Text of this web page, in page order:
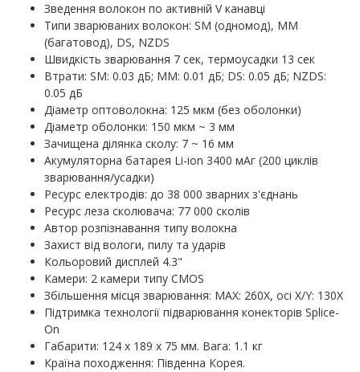
Зведення волокон по активній V канавці
Типи зварюваних волокон: SM (одномод), MM
(багатовод), DS, NZDS
Швидкість зварювання 7 сек, термоусадки 13 сек
Втрати: SM: 0.03 дБ; MM: 0.01 дБ; DS: 0.05 дБ; NZDS:
0.05 дБ
Діаметр оптоволокна: 125 мкм (без оболонки)
Діаметр оболонки: 150 мкм ~ 3 мм
Зачищена ділянка сколу: 7 ~ 16 мм
Акумуляторна батарея Li-ion 3400 мАг (200 циклів
зварювання/усадки)
Ресурс електродів: до 38 000 зварних з'єднань
Ресурс леза сколювача: 77 000 сколів
Автор розпізнавання типу волокна
Захист від вологи, пилу та ударів
Кольоровий дисплей 4.3"
Камери: 2 камери типу CMOS
Збільшення місця зварювання: MAX: 260X, осі X/Y: 130X
Підтримка технології підварювання конекторів Splice-
On
Габарити: 124 х 189 х 75 мм. Вага: 1.1 кг
Країна походження: Південна Корея.